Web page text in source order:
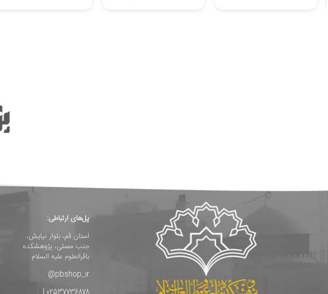
پل‌های ارتباطی:
استان قم، بلوار نیایش،
جنب مصلی، پژوهشکده
باقرالعلوم علیه السلام
pbshop_ir@